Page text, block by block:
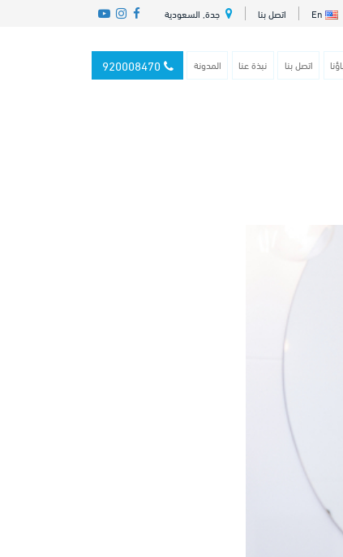
En اتصل بنا جدة, السعودية
اتصل بنا نبذة عنا المدونة